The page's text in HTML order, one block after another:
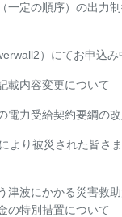
一定の順序）の出力
）にてお申込
載内容変更について
電力受給契約要綱の
より被災された皆さ
津波にかかる災害救
の特別措置について